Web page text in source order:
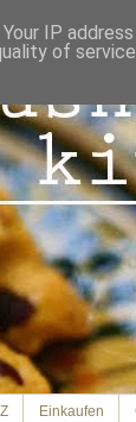
Einkaufen
IP
of